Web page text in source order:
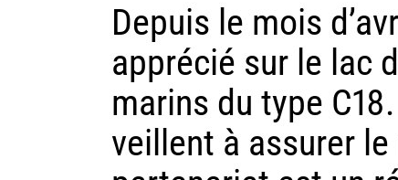
Depuis le mois
apprécié sur le lac
marins du type
veillent à assurer